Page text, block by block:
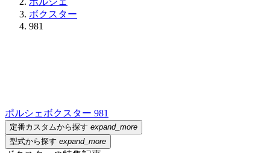
ボクスター
981
ポルシェ ボクスター 981
定番カスタムから探す expand_more
型式から探す expand_more